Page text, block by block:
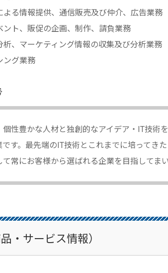
よる情報提供、通信販売及び仲介、広告業務
ント、販促の企画、制作、請負業務
析、マーケティング情報の収集及び分析業務
ング業務
個性豊かな人材と独創的なアイデア・IT技術
です。最先端のIT技術とこれまでに培ってき
常にお客様から選ばれる企業を目指してまい
・サービス情報）